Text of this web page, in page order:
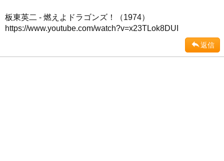
板東英二 - 燃えよドラゴンズ！（1974）
https://www.youtube.com/watch?v=x23TLok8DUI
返信